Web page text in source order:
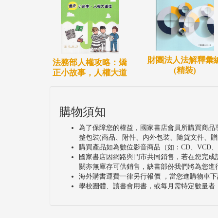
法務部人權攻略：矯
正小故事，人權大道
財團法人法解釋彙
(精裝)
購物須知
為了保障您的權益，國家書店會員所購買商
整包裝(商品、附件、內外包裝、隨貨文件、
購買產品如為數位影音商品（如：CD、VCD
國家書店因網路與門市共同銷售，若在您完
關亦無庫存可供銷售，缺書部份我們將為您進
海外購書運費一律另行報價 ，當您進購物車
學校團體、讀書會用書，或每月需特定數量者